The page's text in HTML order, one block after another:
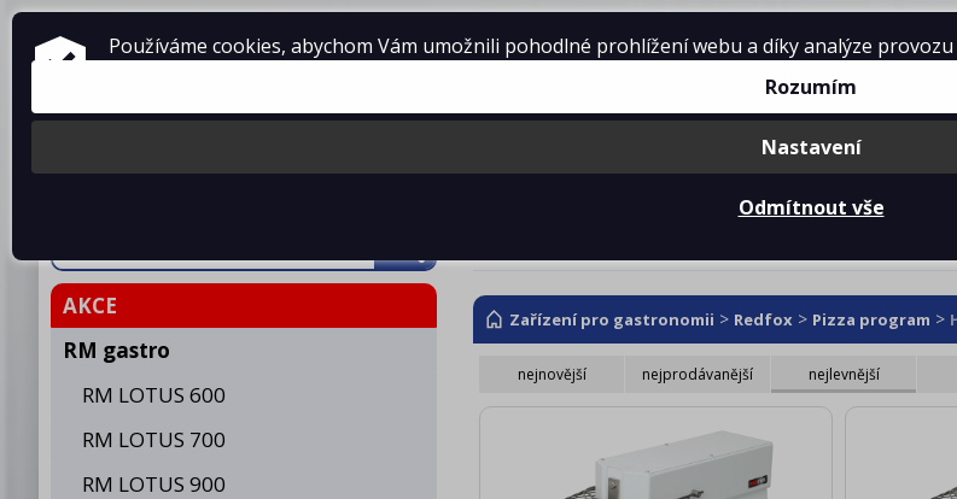
ZAŘÍZENÍ PRO GASTRONOMII
Produkty O firmě Projekty kuchyní
AKCE
RM gastro
RM LOTUS 600
RM LOTUS 700
RM LOTUS 900
Zařízení pro gastronomii > Redfox > Pizza program >
nejnovější nejprodávanější nejlevnější
Používáme cookies, abychom Vám umožnili pohodlné prohlížení webu a díky analýze
Rozumím
Nastavení
Odmítnout vše